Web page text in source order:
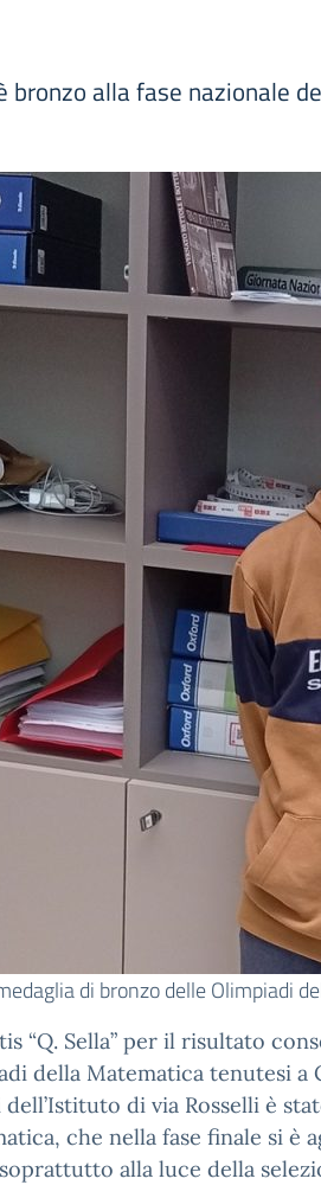
bronzo alla fase nazionale
di bronzo delle Olimpiadi
“Q. Sella” per il risultato
della Matematica tenutesi a
di via Rosselli è
che nella fase finale si è
alla luce della